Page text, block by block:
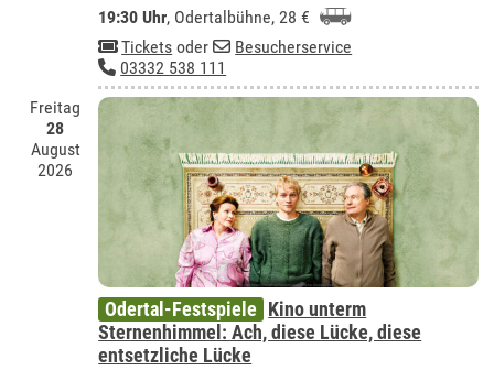
19:30 Uhr, Odertalbühne, 28 €
Tickets oder
Besucherservice
03332 538 111
Freitag
28
August
2026
Odertal-Festspiele Kino unterm
Sternenhimmel: Ach, diese Lücke, diese
entsetzliche Lücke